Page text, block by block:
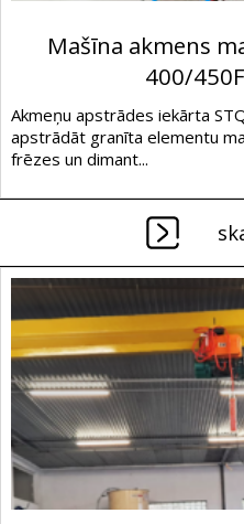
Mašīna akmens
400/
Akmeņu apstrādes iekārta
apstrādāt granīta elementu
frēzes un dimant...